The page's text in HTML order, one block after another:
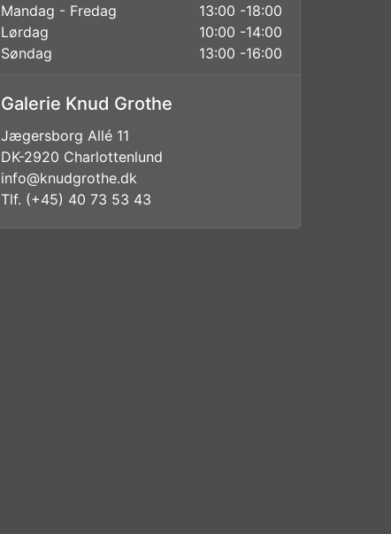
Mandag - Fredag
13:00 -18:00
Lørdag
10:00 -14:00
Søndag
13:00 -16:00
Galerie Knud Grothe
Jægersborg Allé 11
DK-2920 Charlottenlund
info@knudgrothe.dk
Tlf. (+45) 40 73 53 43